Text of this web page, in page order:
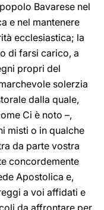
Bavarese nel
e nel mantenere
ecclesiastica; la
di farsi carico, a
propri del
solerzia
dalla quale,
Ci è noto –,
misti o in qualche
da parte vostra
concordemente
Apostolica e,
a voi affidati e
da affrontare per